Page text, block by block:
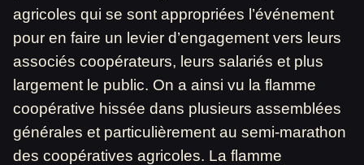
agricoles qui se sont appropriées l’événement
pour en faire un levier d’engagement vers leurs
associés coopérateurs, leurs salariés et plus
largement le public. On a ainsi vu la flamme
coopérative hissée dans plusieurs assemblées
générales et particulièrement au semi-marathon
des coopératives agricoles. La flamme